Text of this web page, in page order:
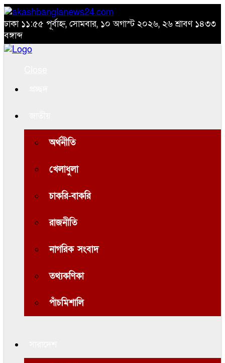
ঢাকা ১১:৫৫ পূর্বাহ্ন, সোমবার, ১০ অগাস্ট ২০২৬, ২৬ শ্রাবণ ১৪৩৩
বঙ্গাব্দ
অর্থনীতি
খেলাধুলা
চাকরি-বাকরি
রাজনীতি
নাগরিক সংবাদ
তথ্যকণিকা
পাঁচমিশালি